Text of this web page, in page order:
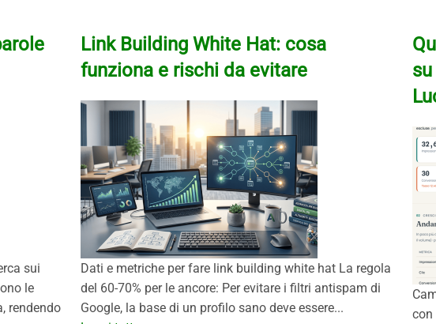
sui
le
rendendo
Link Building White Hat: cosa
funziona e rischi da evitare
Dati e metriche per fare link building white hat La regola
del 60-70% per le ancore: Per evitare i filtri antispam di
Google, la base di un profilo sano deve essere...
con